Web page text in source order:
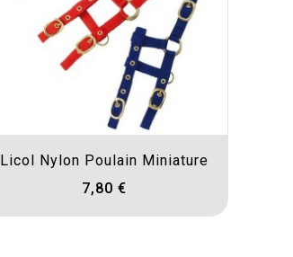
Licol Nylon Poulain Miniature
7,80 €